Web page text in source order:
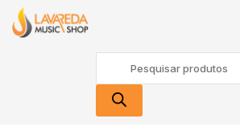
content
search